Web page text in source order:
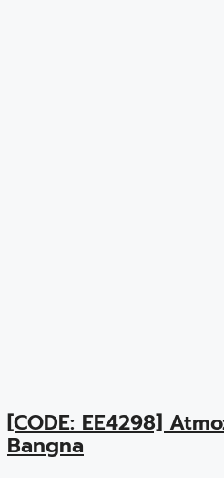
[CODE: EE4298]
Bangna